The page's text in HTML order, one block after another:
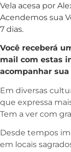
Vela acesa por
Acendemos sua
7 dias.
Você receberá
mail com estas
acompanhar sua
Em diversas
que expressa
Tem a ver com
Desde tempos
em locais